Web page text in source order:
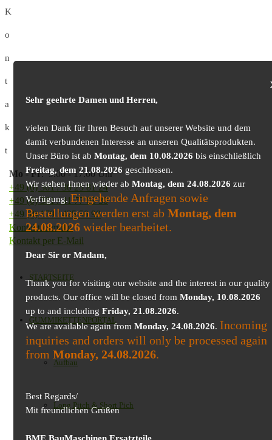
K
o
n
t
a
k
t
Mo -Fr: 9.00 - 17.00 Uhr
+49 (0) 361 / 30 25 81 24
+49 (0) 361 / 41 77 03 30
+49 (0) 179 / 425 50 98
Kontaktformular
Kontakt per E-Mail
STARTSEITE
GUMMIKETTENPORTAL
Aufbau
Long Pitch & Short Pich
Sehr geehrte Damen und Herren,
vielen Dank für Ihren Besuch auf unserer Website und dem
damit verbundenen Interesse an unseren Qualitätsprodukten.
Unser Büro ist abMontag, dem 10.08.2026 bis einschließlich
Freitag, dem 21.08.2026 geschlossen.
Wir stehen Ihnen wieder abMontag, dem 24.08.2026 zur
Verfügung.Eingehende Anfragen sowie
Bestellungen werden erst abMontag, dem
24.08.2026 wieder bearbeitet.
Dear Sir or Madam,
Thank you for visiting our website and the interest in our quality
products. Our office will be closed fromMonday, 10.08.2026
up to and includingFriday, 21.08.2026.
We are available again fromMonday, 24.08.2026. Incoming
inquiries and orders will only be processed again
fromMonday, 24.08.2026.
Best Regards/
Mit freundlichen Grüßen